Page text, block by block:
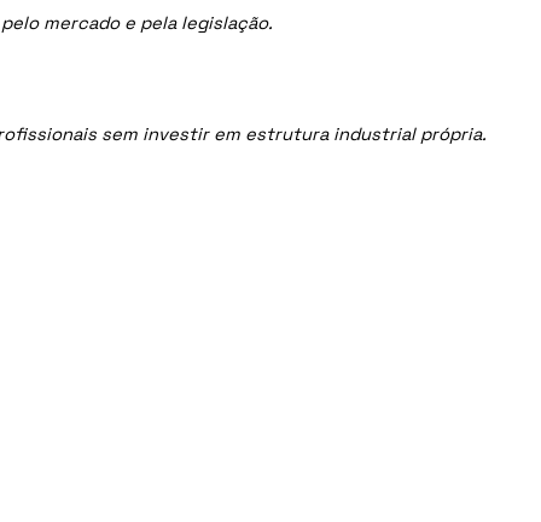
mercado e pela legislação.
sem investir em estrutura industrial própria.